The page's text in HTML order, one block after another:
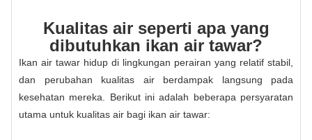
Kualitas air seperti apa yang
dibutuhkan ikan air tawar?
Ikan air tawar hidup di lingkungan perairan yang relatif stabil,
dan perubahan kualitas air berdampak langsung pada
kesehatan mereka. Berikut ini adalah beberapa persyaratan
utama untuk kualitas air bagi ikan air tawar: